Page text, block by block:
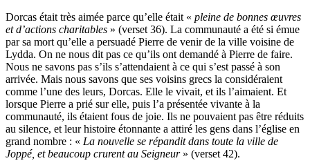
Dorcas était très aimée parce qu’elle était « pleine de bonnes œuvres
et d’actions charitables » (verset 36). La communauté a été si émue
par sa mort qu’elle a persuadé Pierre de venir de la ville voisine de
Lydda. On ne nous dit pas ce qu’ils ont demandé à Pierre de faire.
Nous ne savons pas s’ils s’attendaient à ce qui s’est passé à son
arrivée. Mais nous savons que ses voisins grecs la considéraient
comme l’une des leurs, Dorcas. Elle le vivait, et ils l’aimaient. Et
lorsque Pierre a prié sur elle, puis l’a présentée vivante à la
communauté, ils étaient fous de joie. Ils ne pouvaient pas être réduits
au silence, et leur histoire étonnante a attiré les gens dans l’église en
grand nombre : « La nouvelle se répandit dans toute la ville de
Joppé, et beaucoup crurent au Seigneur» (verset 42).